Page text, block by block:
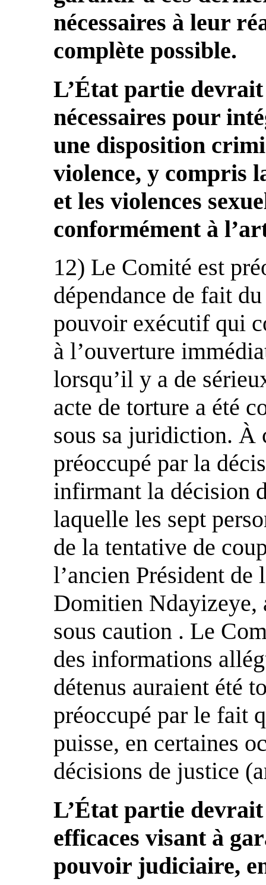
nécessaires à leur
complète possible.
L’État partie
nécessaires pour
une disposition
violence, y compris
et les violences
conformément à
12) Le Comité est
dépendance de fait
pouvoir exécutif qui
à l’ouverture
lorsqu’il y a de
acte de torture a été
sous sa juridiction. À
préoccupé par la
infirmant la décision
laquelle les sept
de la tentative de
l’ancien Président
Domitien Ndayizeye,
sous caution . Le
des informations
détenus auraient été
préoccupé par le fait
puisse, en certaines
décisions de justice
L’État partie
efficaces visant à
pouvoir judiciaire,